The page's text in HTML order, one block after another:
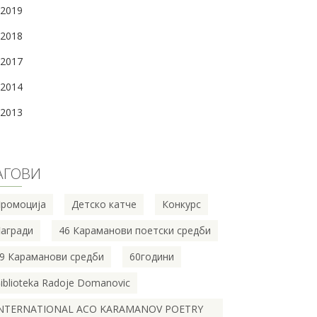
2019
2018
2017
2014
2013
Детско катче
Конкурс
46 Караманови поетски средби
Караманови средби
60години
Radoje Domanovic
ACO KARAMANOV POETRY